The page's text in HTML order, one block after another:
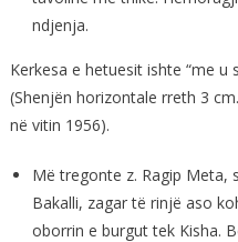
ndjenja.
Kerkesa e hetuesit ishte “me
(Shenjën horizontale rreth 3
në vitin 1956).
Më tregonte z. Ragip Meta,
Bakalli, zagar të rinjë aso
oborrin e burgut tek Kisha.